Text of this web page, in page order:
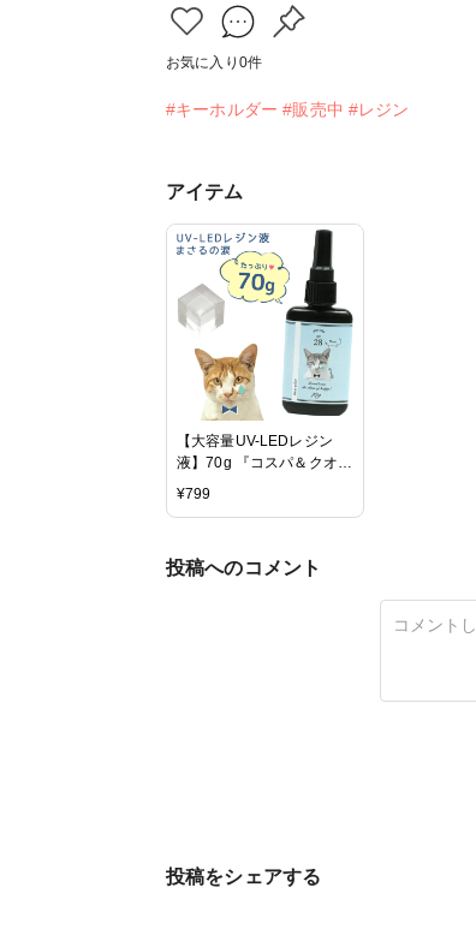
お気に入り 0件
#キーホルダー #販売中 #レジン
アイテム
【大容量UV-LEDレジン
液】70g 『コスパ＆クオリ
ティー最高峰・迷ったら絶
猫 must レジンクラフト ハ
¥799
投稿へのコメント
投稿をシェアする